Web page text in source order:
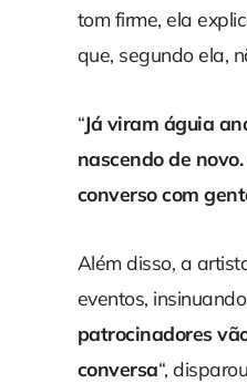
tom firme, ela
que, segundo ela,
“Já viram águia
nascendo de
converso com
Além disso, a
eventos,
patrocinadores
conversa“,